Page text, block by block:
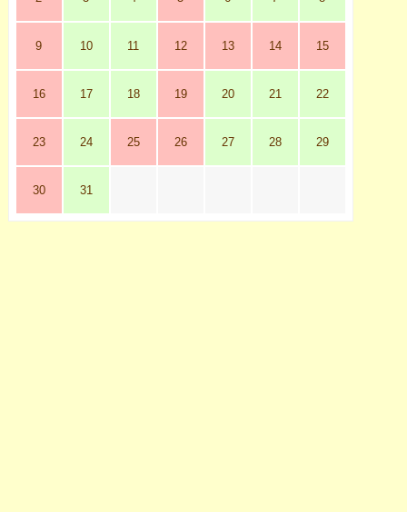
9 10 11 12 13 14 15
16 17 18 19 20 21 22
23 24 25 26 27 28 29
30 31